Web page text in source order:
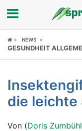
Fokus
Symptome
NEWS
GESUNDHEIT
die leichte
Von (Doris Zumbühl